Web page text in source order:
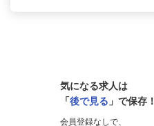
気になる求人は
「後で見る 」で保存！
会員登録なしで、